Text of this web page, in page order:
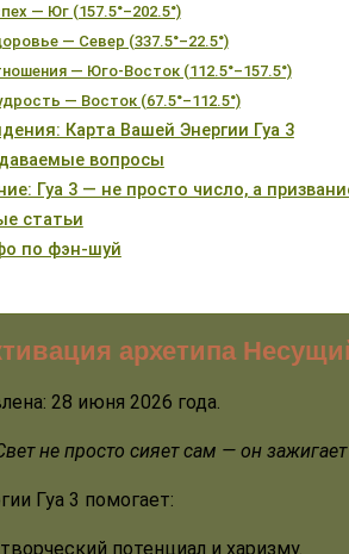
— Юг (157.5°–202.5°)
— Север (337.5°–22.5°)
— Юго-Восток (112.5°–157.5°)
— Восток (67.5°–112.5°)
Карта Вашей Энергии Гуа 3
вопросы
Гуа 3 — не просто число, а
статьи
по фэн-шуй
архетипа
28 июня 2026 года.
не просто сияет сам — он
Гуа 3 помогает:
потенциал и харизму.